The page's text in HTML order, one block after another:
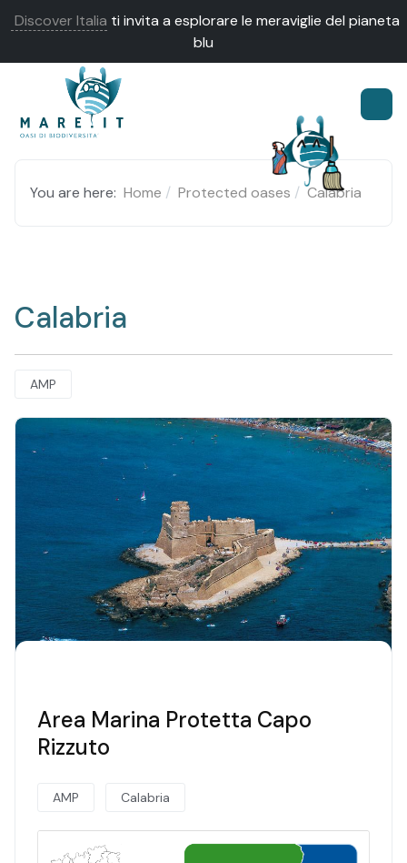
Discover Italia ti invita a esplorare le meraviglie del pianeta
blu
You are here: Home Protected oases Calabria
Calabria
AMP
Area Marina Protetta Capo
Rizzuto
AMP Calabria